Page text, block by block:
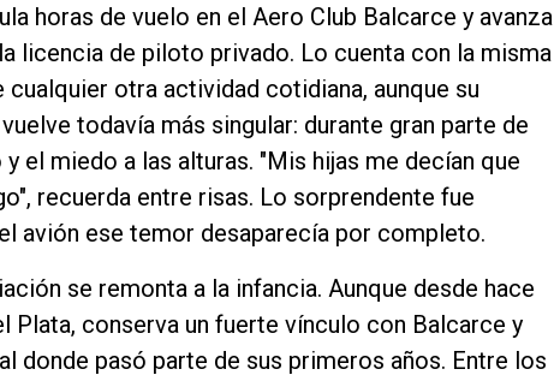
horas de vuelo en el Aero Club Balcarce y avanza
licencia de piloto privado. Lo cuenta con la misma
cualquier otra actividad cotidiana, aunque su
todavía más singular: durante gran parte de
el miedo a las alturas. "Mis hijas me decían que
recuerda entre risas. Lo sorprendente fue
avión ese temor desaparecía por completo.
se remonta a la infancia. Aunque desde hace
Plata, conserva un fuerte vínculo con Balcarce y
donde pasó parte de sus primeros años. Entre los